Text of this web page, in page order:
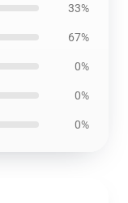
33%
67%
0%
0%
0%